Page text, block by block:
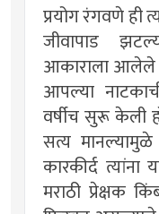
प्रयोग रंगवणे ही
जीवापाड
आकाराला आलेले
आपल्या
वर्षीच सुरू केली
सत्य
कारकीर्द
मराठी प्रेक्षक